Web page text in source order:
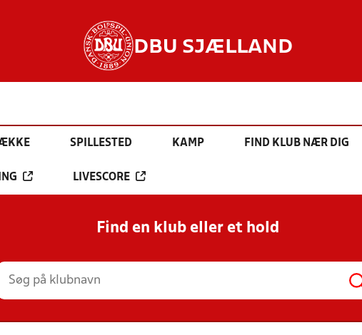
DBU SJÆLLAND
SPILLESTED KAMP FIND KLUB NÆR DIG
LIVESCORE
Find en klub eller et hold